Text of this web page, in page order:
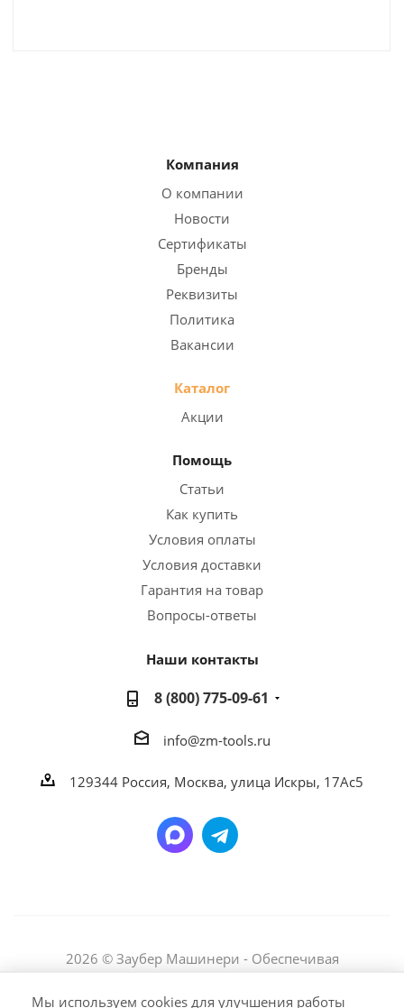
Компания
О компании
Новости
Сертификаты
Бренды
Реквизиты
Политика
Вакансии
Каталог
Акции
Помощь
Статьи
Как купить
Условия оплаты
Условия доставки
Гарантия на товар
Вопросы-ответы
Наши контакты
8 (800) 775-09-61
info@zm-tools.ru
129344 Россия, Москва, улица Искры, 17Ас5
2026 © Заубер Машинери - Обеспечивая
использование либо копирование материалов или
Мы используем cookies для улучшения работы